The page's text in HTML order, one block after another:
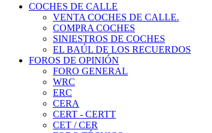
COCHES DE CALLE
VENTA COCHES DE CALLE.
COMPRA COCHES
SINIESTROS DE COCHES
EL BAÚL DE LOS RECUERDOS
FOROS DE OPINIÓN
FORO GENERAL
WRC
ERC
CERA
CERT - CERTT
CET / CER